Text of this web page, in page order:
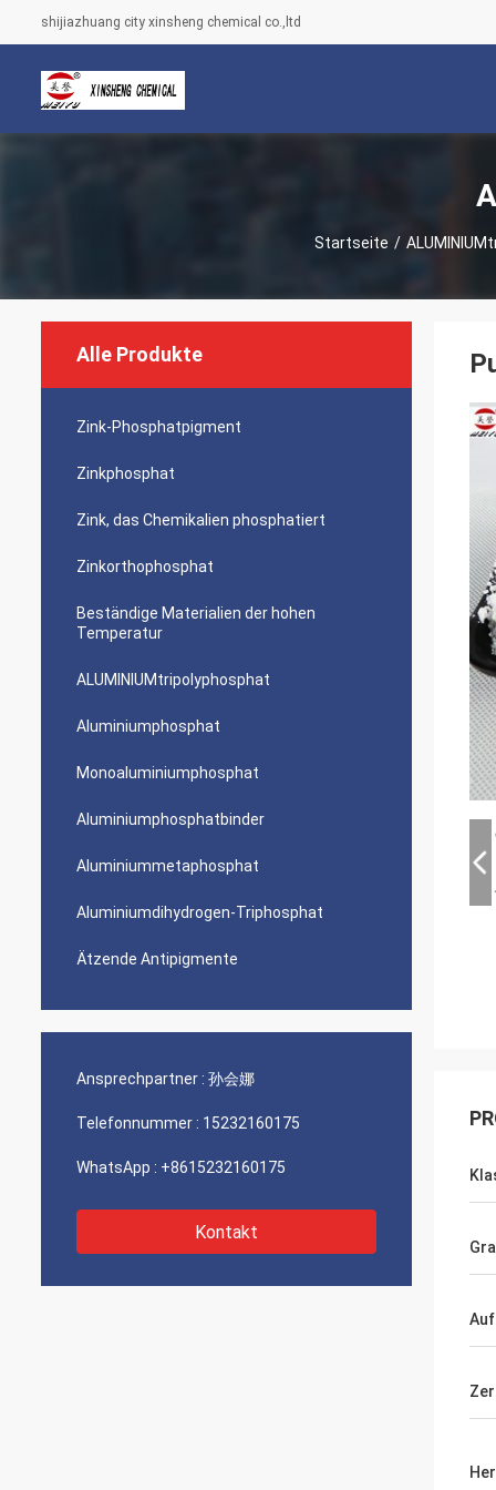
shijiazhuang city xinsheng chemical co.,ltd
Startseite /
Alle Produkte
Zink-Phosphatpigment
Zinkphosphat
Zink, das Chemikalien phosphatiert
Zinkorthophosphat
Beständige Materialien der hohen
Temperatur
ALUMINIUMtripolyphosphat
Aluminiumphosphat
Monoaluminiumphosphat
Aluminiumphosphatbinder
Aluminiummetaphosphat
Aluminiumdihydrogen-Triphosphat
Ätzende Antipigmente
Ansprechpartner : 孙会娜
Telefonnummer : 15232160175
WhatsApp : +8615232160175
Kontakt